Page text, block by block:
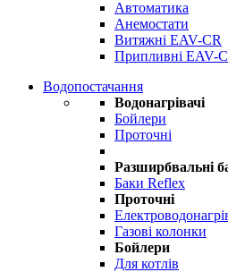
Автоматика
Анемостати
Витяжні EAV-CR
Припливні EAV-
Водопостачання
Водонагрівачі
Бойлери
Проточні
Разширбвальні
Баки Reflex
Проточні
Газові колонки
Бойлери
Для котлів